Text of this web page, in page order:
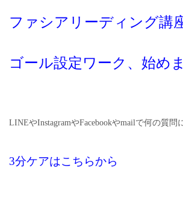
ファシアリーディング講
ゴール設定ワーク、始め
LINEやInstagramやFacebookやmailで何の質
3分ケアはこちらから